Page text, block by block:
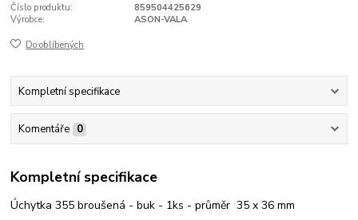
Číslo produktu:
859504425629
Výrobce:
ASON-VALA
Do oblíbených
Kompletní specifikace
Komentáře 0
Kompletní specifikace
Úchytka 355 broušená - buk - 1ks - průměr 35 x 36 mm